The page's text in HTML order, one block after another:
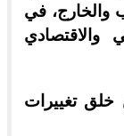
والخارج، في
والاقتصادي
تغييرات